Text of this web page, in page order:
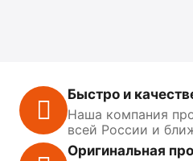
Быстро и
Наша компания
всей России и
Оригинальная